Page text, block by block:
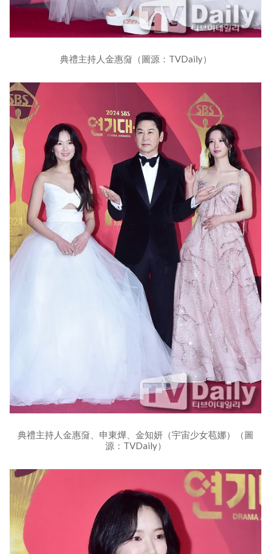
典禮主持人金惠奫（圖源：TVDaily）
典禮主持人金惠奫、申東燁、金知妍（宇宙少女苞娜）（圖
源：TVDaily）